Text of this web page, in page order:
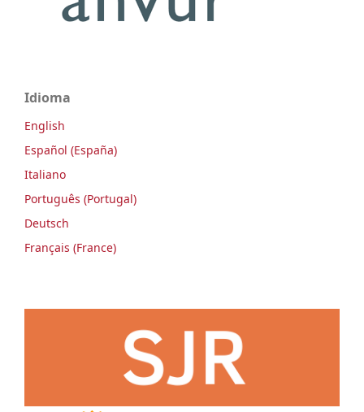
Idioma
English
Español (España)
Italiano
Português (Portugal)
Deutsch
Français (France)